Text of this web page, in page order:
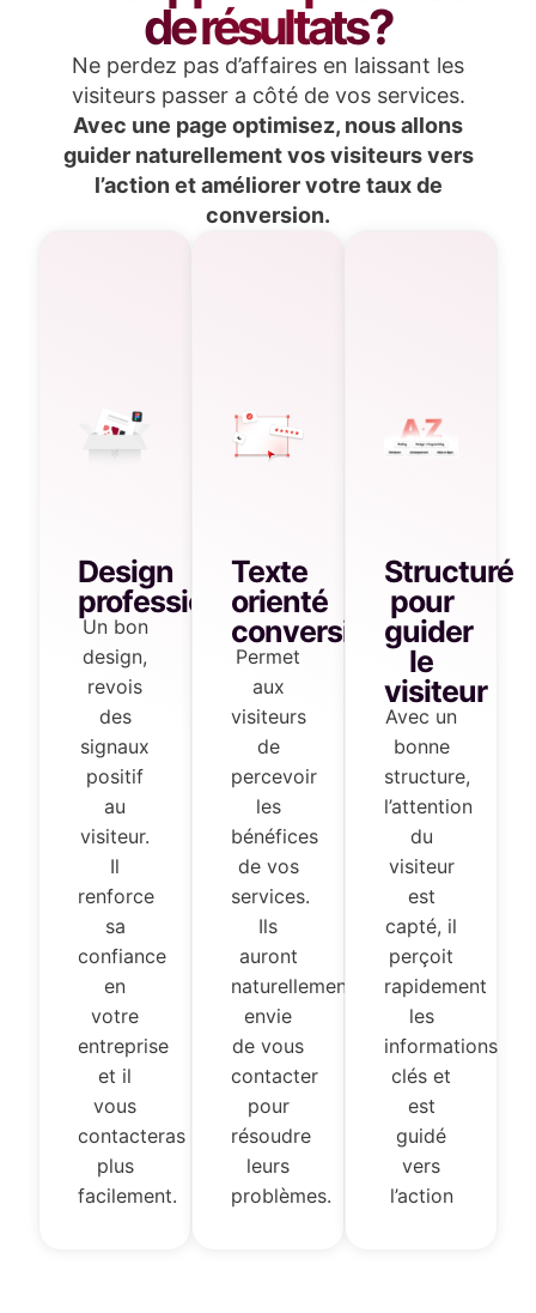
de résultats ?
Ne perdez pas d’affaires en laissant les
visiteurs passer a côté de vos services.
Avec une page optimisez, nous allons
guider naturellement vos visiteurs vers
l’action et améliorer votre taux de
conversion.
Design
professionnel
Un bon
design,
revois
des
signaux
positif
au
visiteur.
Il
renforce
sa
confiance
en
votre
entreprise
et il
vous
contacteras
plus
facilement.
Texte
orienté
conversion
Permet
aux
visiteurs
de
percevoir
les
bénéfices
de vos
services.
Ils
auront
naturellement
envie
de vous
contacter
pour
résoudre
leurs
problèmes.
Structuré
pour
guider
le
visiteur
Avec un
bonne
structure,
l’attention
du
visiteur
est
capté, il
perçoit
rapidement
les
informations
clés et
est
guidé
vers
l’action